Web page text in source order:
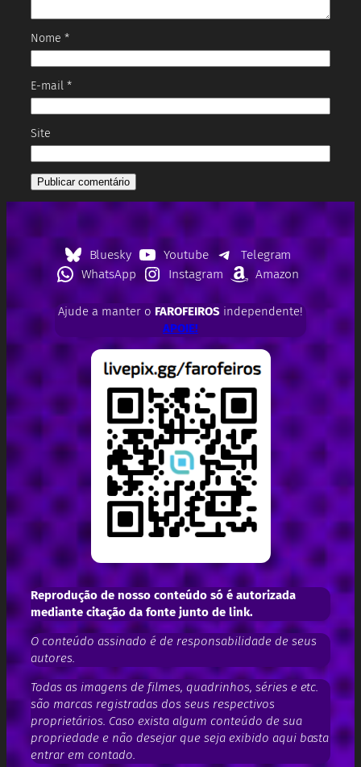
Nome *
E-mail *
Site
Bluesky Youtube
Telegram
WhatsApp
Instagram Amazon
Ajude a manter o FAROFEIROSindependente!
APOIE!
Reprodução de nosso conteúdo só é autorizada
mediante citação da fonte junto de link.
O conteúdo assinado é de responsabilidade de seus
autores.
Todas as imagens de filmes, quadrinhos, séries e etc.
são marcas registradas dos seus respectivos
proprietários. Caso exista algum conteúdo de sua
propriedade e não desejar que seja exibido aqui basta
entrar em contado.